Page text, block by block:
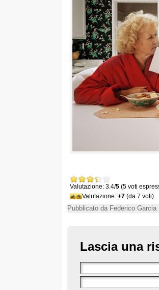
Valutazione: 3.4/5 (5 voti
Valutazione: +7 (da 7 voti)
Pubblicato da Federico
Lascia una